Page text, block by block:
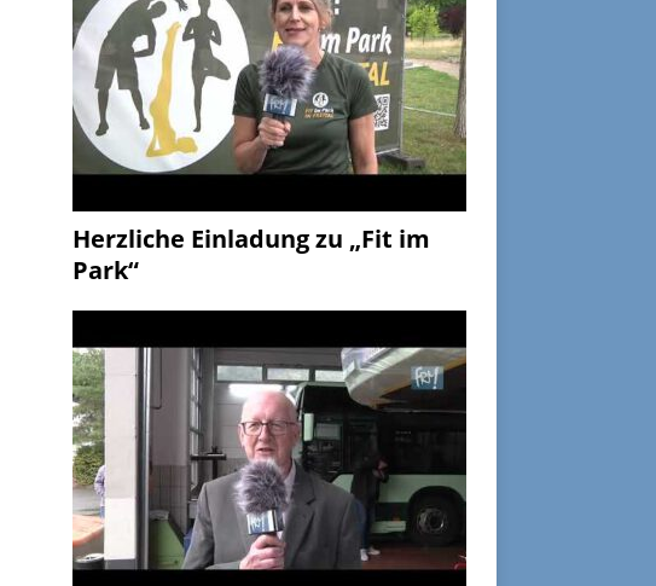
Herzliche Einladung zu „Fit im
Park“